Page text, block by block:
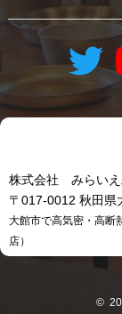
株式会社 みらいえ
〒017-0012 秋田県
大館市で高気密・高断
店）
©